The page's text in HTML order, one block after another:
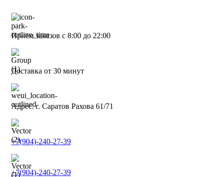
Прием заказов с 8:00 до 22:00
Доставка от 30 минут
Адрес: г. Саратов Рахова 61/71
+7(904)-240-27-39
+7(904)-240-27-39